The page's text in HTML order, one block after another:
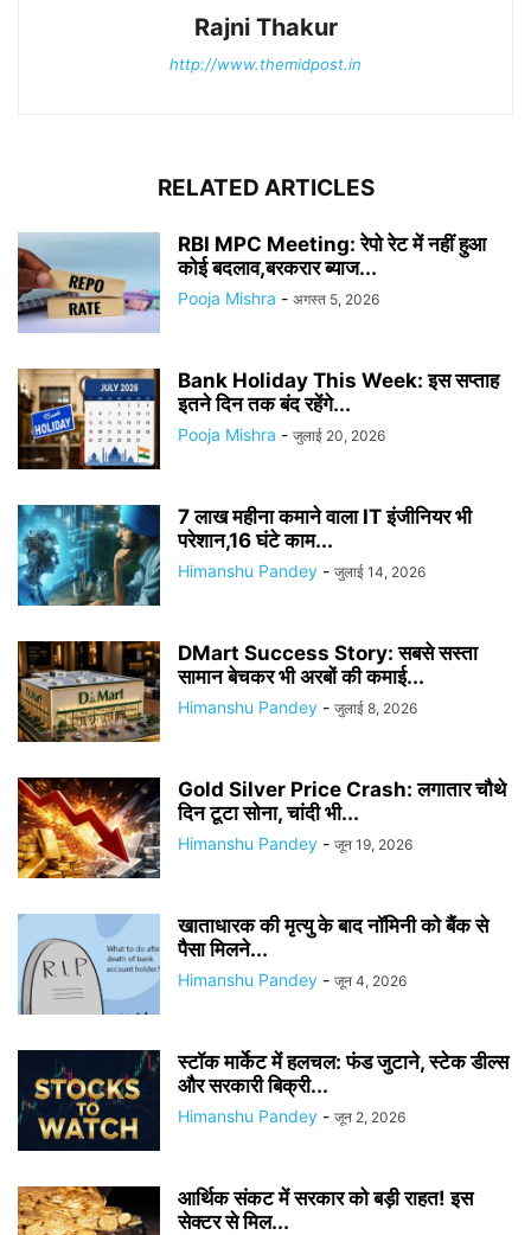
Rajni Thakur
http://www.themidpost.in
RELATED ARTICLES
RBI MPC Meeting: रेपो रेट में नहीं हुआ
कोई बदलाव,बरकरार ब्याज...
Pooja Mishra - अगस्त 5, 2026
Bank Holiday This Week: इस सप्ताह
इतने दिन तक बंद रहेंगे...
Pooja Mishra - जुलाई 20, 2026
7 लाख महीना कमाने वाला IT इंजीनियर भी
परेशान,16 घंटे काम...
Himanshu Pandey - जुलाई 14, 2026
DMart Success Story: सबसे सस्ता
सामान बेचकर भी अरबों की कमाई...
Himanshu Pandey - जुलाई 8, 2026
Gold Silver Price Crash: लगातार चौथे
दिन टूटा सोना, चांदी भी...
Himanshu Pandey - जून 19, 2026
खाताधारक की मृत्यु के बाद नॉमिनी को बैंक से
पैसा मिलने...
Himanshu Pandey - जून 4, 2026
स्टॉक मार्केट में हलचल: फंड जुटाने, स्टेक डील्स
और सरकारी बिक्री...
Himanshu Pandey - जून 2, 2026
आर्थिक संकट में सरकार को बड़ी राहत! इस
सेक्टर से मिल...